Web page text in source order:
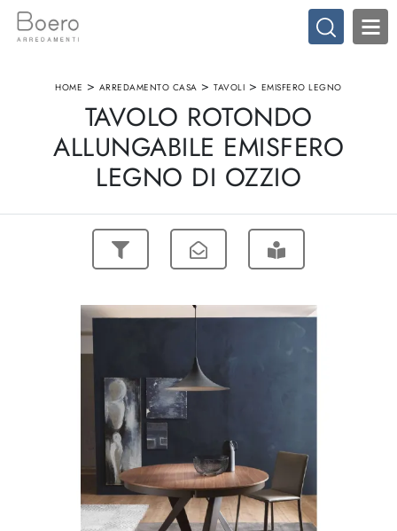
HOME > ARREDAMENTO CASA >TAVOLI > EMISFERO LEGNO
TAVOLO ROTONDO
ALLUNGABILE EMISFERO
LEGNO DI OZZIO